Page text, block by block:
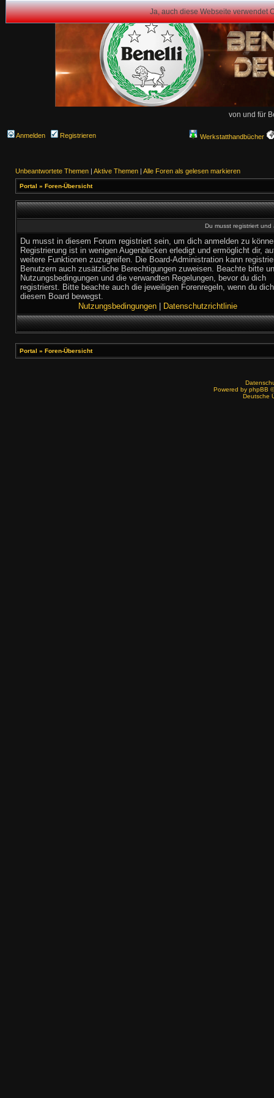
Ja, auch diese Webseite verwendet
von und für
Anmelden Registrieren Werkstatthandbücher
Unbeantwortete Themen | Aktive Themen | Alle Foren als gelesen markieren
Portal » Foren-Übersicht
Du musst registriert
Du musst in diesem Forum registriert sein, um dich anmelden zu
Registrierung ist in wenigen Augenblicken erledigt und ermöglicht dir,
weitere Funktionen zuzugreifen. Die Board-Administration kann
Benutzern auch zusätzliche Berechtigungen zuweisen. Beachte bitte
Nutzungsbedingungen und die verwandten Regelungen, bevor du dich
registrierst. Bitte beachte auch die jeweiligen Forenregeln, wenn du
diesem Board bewegst.
Nutzungsbedingungen
Datenschutzrichtlinie
Portal » Foren-Übersicht
Powered by phpBB
Deutsche